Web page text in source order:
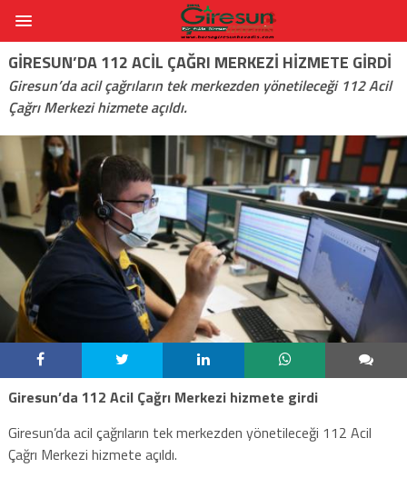
GIRESUN’DA 112 ACIL ÇAĞRI MERKEZI HIZMETE GIRDI
Giresun’da acil çağrıların tek merkezden yönetileceği 112 Acil
Çağrı Merkezi hizmete açıldı.
Giresun’da 112 Acil Çağrı Merkezi hizmete girdi
Giresun’da acil çağrıların tek merkezden yönetileceği 112 Acil
Çağrı Merkezi hizmete açıldı.